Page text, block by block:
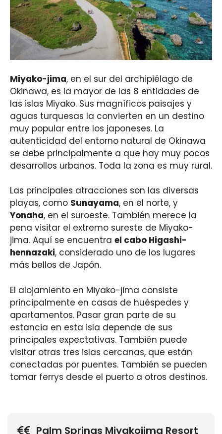
Miyako-jima, en el sur del archipiélago de
Okinawa, es la mayor de las 8 entidades de
las islas Miyako. Sus magníficos paisajes y
aguas turquesas la convierten en un destino
muy popular entre los japoneses. La
autenticidad del entorno natural de Okinawa
se debe principalmente a que hay muy pocos
desarrollos urbanos. Toda la zona es muy rural.
Las principales atracciones son las diversas
playas, como Sunayama, en el norte, y
Yonaha, en el suroeste. También merece la
pena visitar el extremo sureste de Miyako-
jima. Aquí se encuentra el cabo Higashi-
hennazaki, considerado uno de los lugares
más bellos de Japón.
El alojamiento en Miyako-jima consiste
principalmente en casas de huéspedes y
apartamentos. Pasar gran parte de su
estancia en esta isla depende de sus
principales expectativas. También puede
visitar otras tres islas cercanas, que están
conectadas por puentes. También se pueden
tomar ferrys desde el puerto a otros destinos.
Palm Springs Miyakojima Resort